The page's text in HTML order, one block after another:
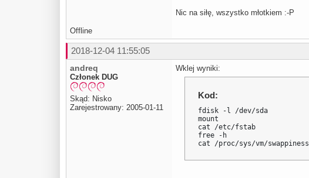
Nic na siłę, wszystko młotkiem :-P
Offline
2018-12-04 11:55:05
andreq
Członek DUG
Skąd: Nisko
Zarejestrowany: 2005-01-11
Wklej wyniki:
Kod:
fdisk -l /dev/sda
mount
cat /etc/fstab
free -h
cat /proc/sys/vm/swappiness